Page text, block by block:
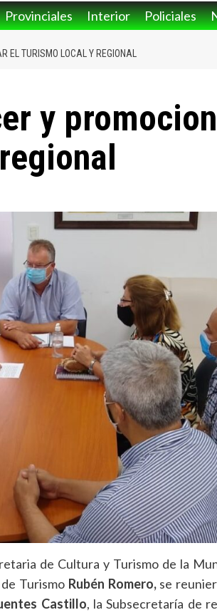
Provinciales Interior Policiales
EL TURISMO LOCAL Y REGIONAL
y
de Cultura y Turismo de la
Turismo Rubén Romero,se
Castillo, la Subsecretaría de